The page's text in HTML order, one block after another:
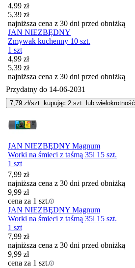
Cena promocyjna
4,99 zł
5,39 zł
najniższa cena z 30 dni przed obniżką
JAN NIEZBĘDNY
Zmywak kuchenny 10 szt.
1 szt
Cena promocyjna
4,99 zł
5,39 zł
najniższa cena z 30 dni przed obniżką
Przydatny do 14-06-2031
7,79 zł/szt. kupując 2 szt. lub wielokrotność
JAN NIEZBĘDNY Magnum
Worki na śmieci z taśmą 35l 15 szt.
1 szt
7,99 zł
najniższa cena z 30 dni przed obniżką
9,99 zł
cena za 1 szt.
JAN NIEZBĘDNY Magnum
Worki na śmieci z taśmą 35l 15 szt.
1 szt
7,99 zł
najniższa cena z 30 dni przed obniżką
9,99 zł
cena za 1 szt.